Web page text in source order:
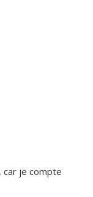
car je compte